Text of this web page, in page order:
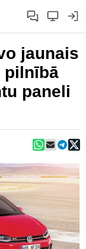
jaunais
pilnībā
paneli